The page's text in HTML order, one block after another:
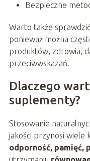
Bezpieczne
Warto także
ponieważ można
produktów, zdrowia,
przeciwwskazań.
Dlaczego
suplementy?
Stosowanie
jakości przynosi wiele
odporność, pamięć,